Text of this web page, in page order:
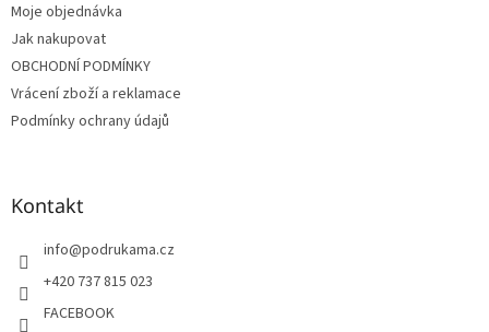
Moje objednávka
Jak nakupovat
OBCHODNÍ PODMÍNKY
Vrácení zboží a reklamace
Podmínky ochrany údajů
Kontakt
info@podrukama.cz
+420 737 815 023
FACEBOOK